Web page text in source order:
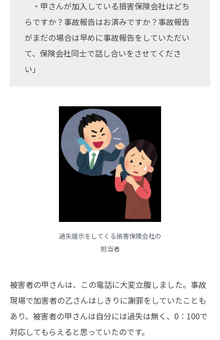
・甲さんが加入している損害保険会社はどち
らですか？事故報告はお済みですか？事故報告
がまだの場合は早めに事故報告をしていただい
て、保険会社同士で話し合いをさせてくださ
い」
過失提示をしてくる損害保険会社の
担当者
被害者の甲さんは、この電話に大変立腹しました。事故
現場で加害者の乙さんはしきりに謝罪をしていたことも
あり、被害者の甲さんは自分には過失は無く、0：100で
対応してもらえると思っていたのです。